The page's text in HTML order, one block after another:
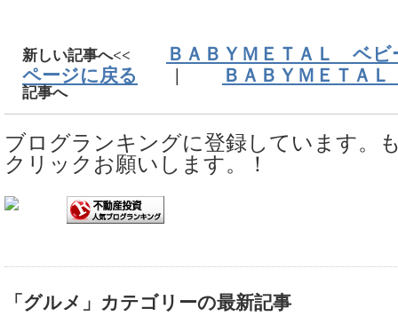
新しい記事へ<<
ＢＡＢＹＭＥＴＡＬ ベビ
ページに戻る
| ＢＡＢＹＭＥＴＡ
記事へ
ブログランキングに登録しています。
クリックお願いします。！
「グルメ」カテゴリーの最新記事